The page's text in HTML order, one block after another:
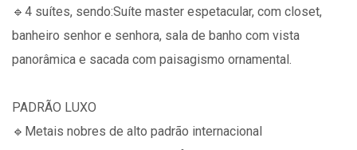
🔹️4 suítes, sendo:Suíte master espetacular, com closet,
banheiro senhor e senhora, sala de banho com vista
panorâmica e sacada com paisagismo ornamental.
PADRÃO LUXO
🔹️Metais nobres de alto padrão internacional